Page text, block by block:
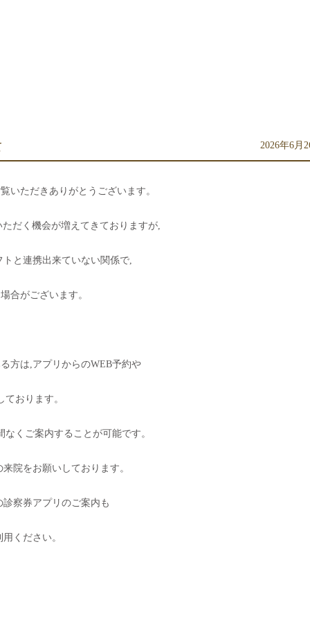
2026年6月
いただきありがとうございます。
だく機会が増えてきておりますが,
と連携出来ていない関係で,
合がございます。
方は,アプリからのWEB予約や
おります。
くご案内することが可能です。
院をお願いしております。
察券アプリのご案内も
ください。